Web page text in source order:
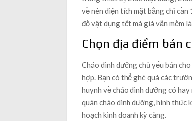
về nên diện tích mặt bằng chỉ
đồ vật dụng tốt mà giá vẫn mềm
Chọn địa điểm bán
Cháo dinh dưỡng chủ yếu bán
hợp. Bạn có thể ghé quá các
huynh về cháo dinh dưỡng có hay
quán cháo dinh dưỡng, hình thức
hoạch kinh doanh kỹ càng.